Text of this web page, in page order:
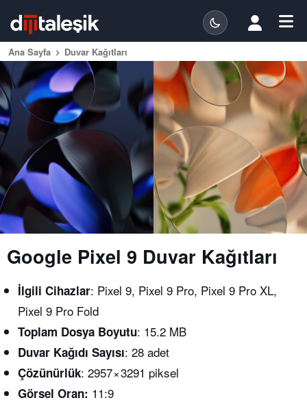
Ana Sayfa Duvar Kağıtları
Google Pixel 9 Duvar Kağıtları
İlgili Cihazlar: Pixel 9, Pixel 9 Pro, Pixel 9 Pro XL,
Pixel 9 Pro Fold
Toplam Dosya Boyutu: 15.2 MB
Duvar Kağıdı Sayısı: 28 adet
Çözünürlük: 2957 × 3291 piksel
Görsel Oran: 11:9